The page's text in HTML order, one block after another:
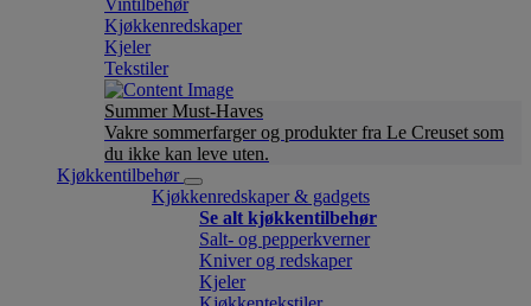
Vintilbehør
Kjøkkenredskaper
Kjeler
Tekstiler
Summer Must-Haves
Vakre sommerfarger og produkter fra Le Creuset som
du ikke kan leve uten.
Kjøkkentilbehør
Kjøkkenredskaper & gadgets
Se alt kjøkkentilbehør
Salt- og pepperkverner
Kniver og redskaper
Kjeler